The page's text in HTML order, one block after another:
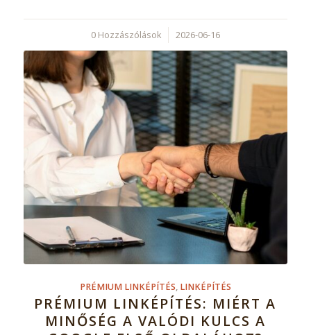
0 Hozzászólások
/ 2026-06-16
PRÉMIUM LINKÉPÍTÉS, LINKÉPÍTÉS
PRÉMIUM LINKÉPÍTÉS: MIÉRT A
MINŐSÉG A VALÓDI KULCS A